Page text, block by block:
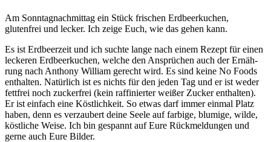
Am Sonntagnachmittag ein Stück frischen Erdbeerkuchen,
glutenfrei und lecker. Ich zeige Euch, wie das gehen kann.
Es ist Erd­beer­zeit und ich such­te lan­ge nach einem Rezept für einen
lecke­ren Erd­beer­ku­chen, wel­che den Ansprü­chen auch der Ernäh­
rung nach Antho­ny Wil­liam gerecht wird. Es sind kei­ne No Foods
ent­hal­ten. Natür­lich ist es nichts für den jeden Tag und er ist weder
fett­frei noch zucker­frei (kein raf­fi­nier­ter wei­ßer Zucker ent­hal­ten).
Er ist ein­fach eine Köst­lich­keit. So etwas darf immer ein­mal Platz
haben, denn es ver­zau­bert dei­ne See­le auf far­bi­ge, blu­mi­ge, wil­de,
köst­li­che Wei­se. Ich bin gespannt auf Eure Rück­mel­dun­gen und
ger­ne auch Eure Bilder.